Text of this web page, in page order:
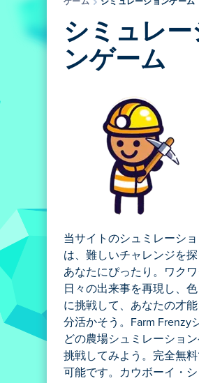
ゲーム シミュレーションゲーム
シミュレー
ンゲーム
当サイトのシュミレーシ
は、難しいチャレンジを
あなたにぴったり。ワクワ
日々の出来事を再現し、
に挑戦して、あなたの才
分活かそう。Farm Frenzy
どの農場シュミレーショ
挑戦してみよう。完全無料
可能です。カウボーイ・